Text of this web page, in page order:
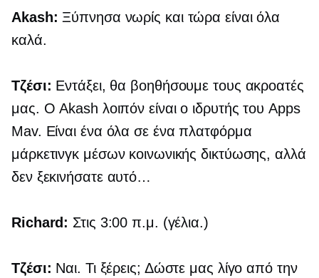
Akash: Ξύπνησα νωρίς και τώρα είναι όλα
καλά.
Τζέσι: Εντάξει, θα βοηθήσουμε τους ακροατές
μας. Ο Akash λοιπόν είναι ο ιδρυτής του Apps
Mav. Είναι ένα όλα σε ένα πλατφόρμα
μάρκετινγκ μέσων κοινωνικής δικτύωσης, αλλά
δεν ξεκινήσατε αυτό…
Richard: Στις 3:00 π.μ. (γέλια.)
Τζέσι: Ναι. Τι ξέρεις; Δώστε μας λίγο από την